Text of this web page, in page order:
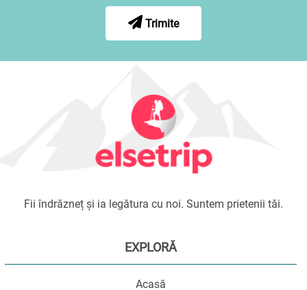
Trimite
Fii îndrăzneț și ia legătura cu noi. Suntem prietenii tăi.
EXPLORĂ
Acasă